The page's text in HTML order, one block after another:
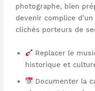
photographe, bien
devenir complice
clichés porteurs de
Replacer le
historique et
Documenter la